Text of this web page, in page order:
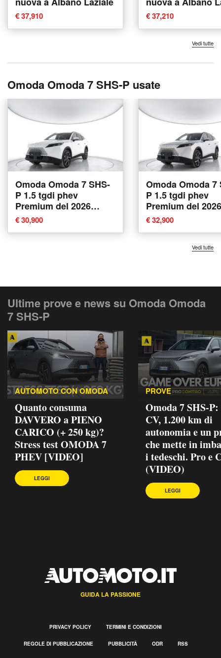
€ 37,910 € 37,210
Vedi tutte
Omoda Omoda 7 SHS-P usate
Omoda Omoda 7 SHS-
P 1.5 tgdi phev
Premium del 2026
usata a Corciano
€ 30,900
Omoda Omoda 7
P 1.5 tgdi phev
Premium del 2026
usata a Corciano
€ 32,900
Vedi tutte
Ultime prove e news su Omoda Omoda
7 SHS-P
AUTOMOTO CON OMODA
Quanto consuma
DAVVERO a PIENO
CARICO (+ 250 kg)?
Stress test OMODA 7
PHEV [VIDEO]
LEGGI
PROVE
Omoda 7 SHS-P:
CV, 1.200 km di
autonomia e un
che mette in
i tedeschi. Pro e
(VIDEO)
LEGGI
GUIDA LA PASSIONE
PRIVACY POLICY TERMINI E CONDIZIONI
REGOLE DI PUBBLICAZIONE PUBBLICITÀ ODR RSS